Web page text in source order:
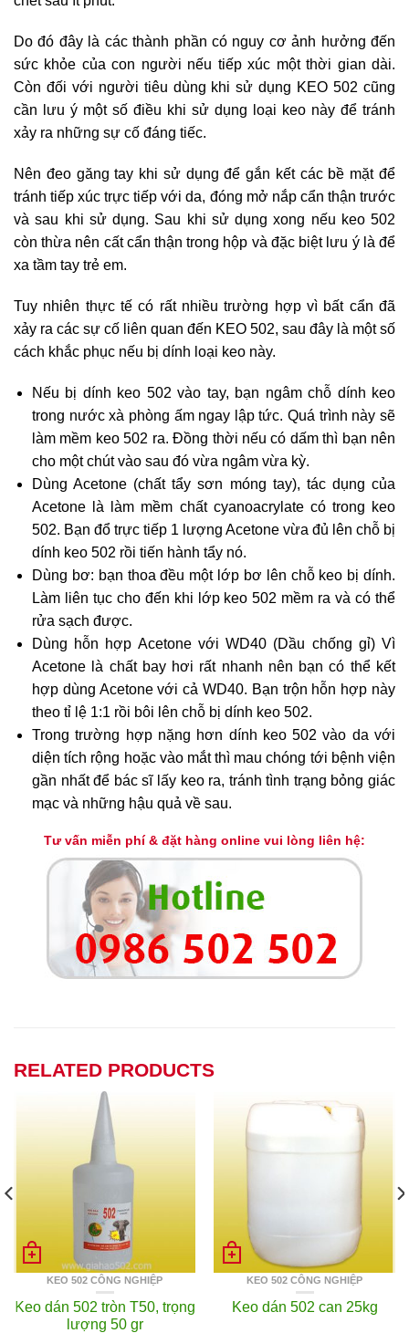
Do đó đây là các thành phần có nguy cơ ảnh hưởng đến
sức khỏe của con người nếu tiếp xúc một thời gian dài.
Còn đối với người tiêu dùng khi sử dụng KEO 502 cũng
cần lưu ý một số điều khi sử dụng loại keo này để tránh
xảy ra những sự cố đáng tiếc.
Nên đeo găng tay khi sử dụng để gắn kết các bề mặt để
tránh tiếp xúc trực tiếp với da, đóng mở nắp cẩn thận trước
và sau khi sử dụng. Sau khi sử dụng xong nếu keo 502
còn thừa nên cất cẩn thận trong hộp và đặc biệt lưu ý là để
xa tầm tay trẻ em.
Tuy nhiên thực tế có rất nhiều trường hợp vì bất cẩn đã
xảy ra các sự cố liên quan đến KEO 502, sau đây là một số
cách khắc phục nếu bị dính loại keo này.
Nếu bị dính keo 502 vào tay, bạn ngâm chỗ dính keo
trong nước xà phòng ấm ngay lập tức. Quá trình này sẽ
làm mềm keo 502 ra. Đồng thời nếu có dấm thì bạn nên
cho một chút vào sau đó vừa ngâm vừa kỳ.
Dùng Acetone (chất tẩy sơn móng tay), tác dụng của
Acetone là làm mềm chất cyanoacrylate có trong keo
502. Bạn đổ trực tiếp 1 lượng Acetone vừa đủ lên chỗ bị
dính keo 502 rồi tiến hành tẩy nó.
Dùng bơ: bạn thoa đều một lớp bơ lên chỗ keo bị dính.
Làm liên tục cho đến khi lớp keo 502 mềm ra và có thể
rửa sạch được.
Dùng hỗn hợp Acetone với WD40 (Dầu chống gỉ) Vì
Acetone là chất bay hơi rất nhanh nên bạn có thể kết
hợp dùng Acetone với cả WD40. Bạn trộn hỗn hợp này
theo tỉ lệ 1:1 rồi bôi lên chỗ bị dính keo 502.
Trong trường hợp nặng hơn dính keo 502 vào da với
diện tích rộng hoặc vào mắt thì mau chóng tới bệnh viện
gần nhất để bác sĩ lấy keo ra, tránh tình trạng bỏng giác
mạc và những hậu quả về sau.
Tư vấn miễn phí & đặt hàng online vui lòng liên hệ:
RELATED PRODUCTS
KEO 502 CÔNG NGHIỆP
Keo dán 502 tròn T50, trọng
lượng 50 gr
KEO 502 CÔNG NGHIỆP
Keo dán 502 can 25kg